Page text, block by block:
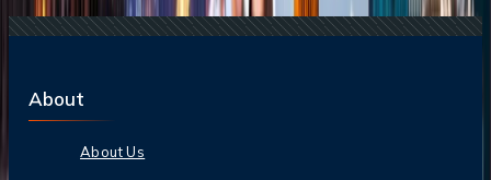
About
About Us